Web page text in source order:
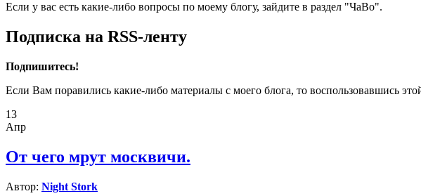
Если у вас есть какие-либо вопросы по моему блогу, зайдите в раздел "ЧаВо".
Подписка на RSS-ленту
Подпишитесь!
Если Вам поравились какие-либо материалы с моего блога, то воспользовавшись
13
Апр
От чего мрут москвичи.
Автор: Night Stork